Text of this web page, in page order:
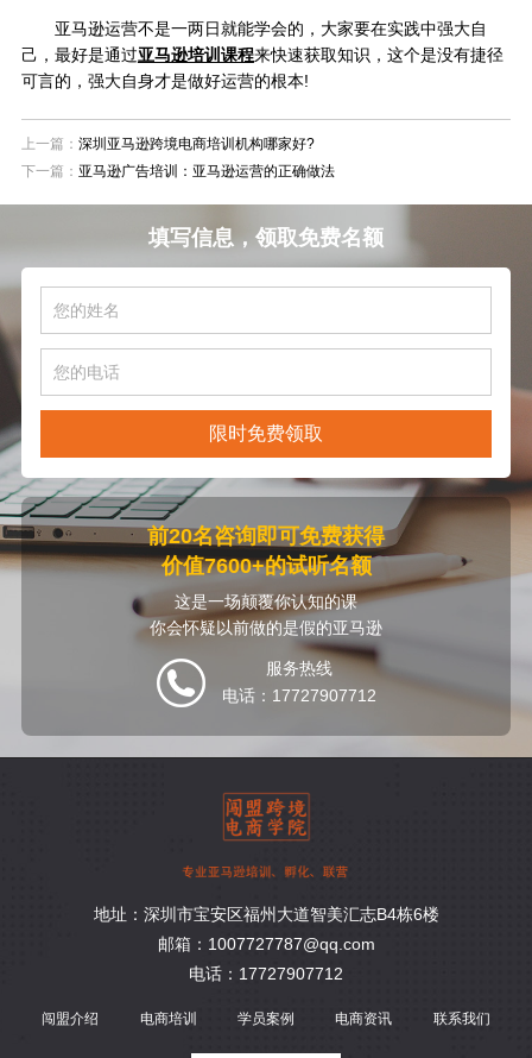
亚马逊运营不是一两日就能学会的，大家要在实践中强大自
己，最好是通过亚马逊培训课程来快速获取知识，这个是没有捷径
可言的，强大自身才是做好运营的根本!
上一篇： 深圳亚马逊跨境电商培训机构哪家好?
下一篇： 亚马逊广告培训：亚马逊运营的正确做法
填写信息，领取免费名额
限时免费领取
前20名咨询即可免费获得
价值7600+的试听名额
这是一场颠覆你认知的课
你会怀疑以前做的是假的亚马逊
服务热线
电话：17727907712
地址：深圳市宝安区福州大道智美汇志B4栋6楼
邮箱：1007727787@qq.com
电话：17727907712
闯盟介绍 电商培训 学员案例 电商资讯 联系我们